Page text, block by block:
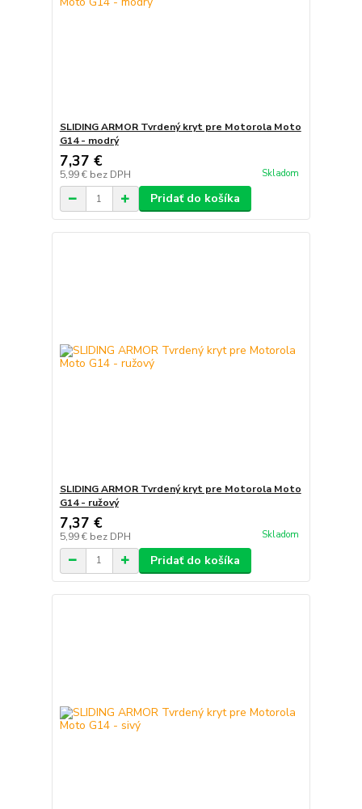
SLIDING ARMOR Tvrdený kryt pre Motorola Moto
G14 - modrý
7,37 €
5,99 € bez DPH Skladom
Pridať do košíka
SLIDING ARMOR Tvrdený kryt pre Motorola Moto
G14 - ružový
7,37 €
5,99 € bez DPH Skladom
Pridať do košíka